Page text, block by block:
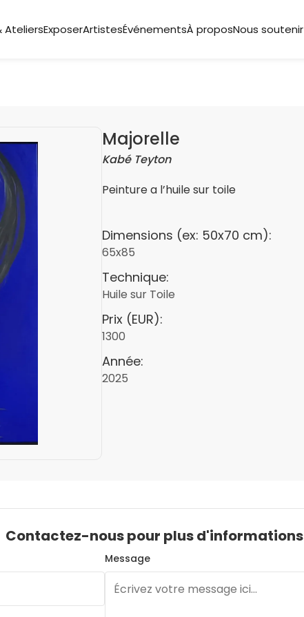
AteliersExposerArtistesÉvénementsÀ proposNous soutenir
Majorelle
Kabé Teyton
Peinture a l’huile sur toile
Dimensions (ex: 50x70 cm):
65x85
Technique:
Huile sur Toile
Prix (EUR):
1300
Année:
2025
Contactez-nous pour plus d'informations
Message